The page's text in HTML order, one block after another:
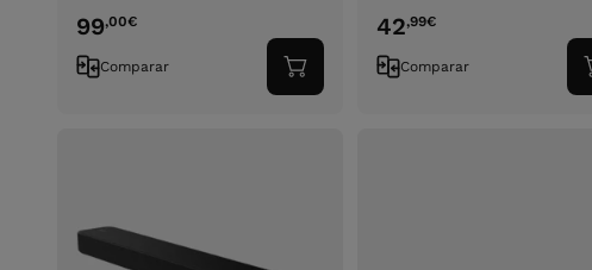
99,00€
Comparar
Adicionar
ao
42,99€
Comparar